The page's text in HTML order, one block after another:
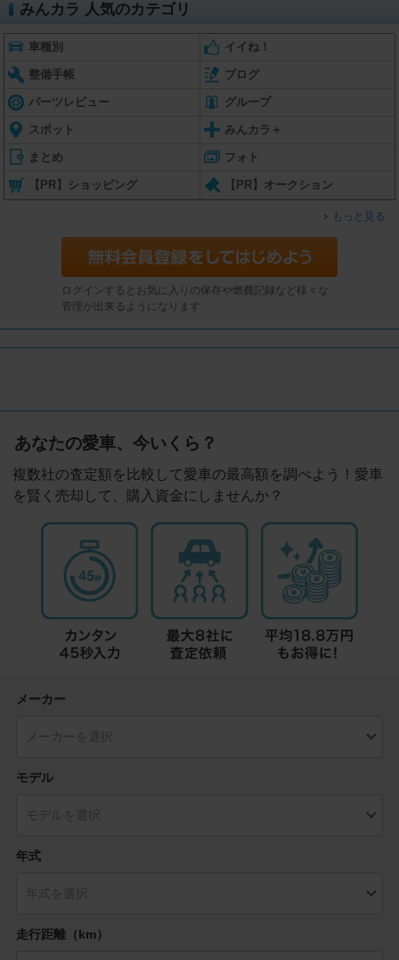
みんカラ 人気のカテゴリ
車種別 イイね！
整備手帳 ブログ
パーツレビュー グループ
スポット みんカラ＋
まとめ フォト
【PR】ショッピング 【PR】オークション
もっと見る
ログインするとお気に入りの保存や燃費記録など様々な
管理が出来るようになります
あなたの愛車、今いくら？
複数社の査定額を比較して愛車の最高額を調べよう！愛車
を賢く売却して、購入資金にしませんか？
メーカー
モデル
年式
走行距離（km）